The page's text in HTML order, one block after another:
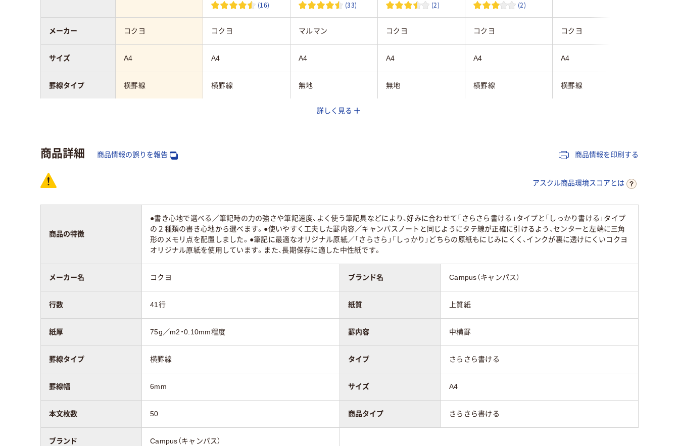
(16) (33) (2) (2)
コクヨ コクヨ マルマン コクヨ コクヨ コクヨ
A4 A4 A4 A4 A4 A4
横罫線 横罫線 無地 無地 横罫線 横罫線
メーカー
サイズ
罫線タイプ
スコア
詳しく見る
商品詳細 商品情報の誤りを報告 商品情報を印刷する
アスクル商品環境スコアとは
商品の特徴
●書き心地で選べる／筆記時の力の強さや筆記速度、よく使う筆記具などにより、好みに合わせて「さらさら書ける」タイプと「しっかり書ける」タイプ
の２種類の書き心地から選べます。●使いやすく工夫した罫内容／キャンパスノートと同じようにタテ線が正確に引けるよう、センターと左端に三角
形のメモリ点を配置しました。●筆記に最適なオリジナル原紙／「さらさら」「しっかり」どちらの原紙もにじみにくく、インクが裏に透けにくいコクヨ
オリジナル原紙を使用しています。また、長期保存に適した中性紙です。
メーカー名 コクヨ ブランド名 Campus（キャンパス）
行数 41行 紙質 上質紙
紙厚 75g／m2・0.10mm程度 罫内容 中横罫
罫線タイプ 横罫線 タイプ さらさら書ける
罫線幅 6mm サイズ A4
本文枚数 50 商品タイプ さらさら書ける
ブランド Campus（キャンパス）